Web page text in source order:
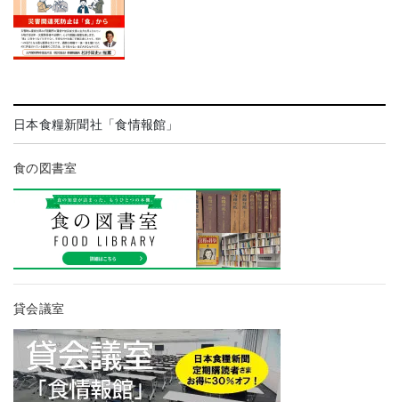
日本食糧新聞社「食情報館」
食の図書室
貸会議室